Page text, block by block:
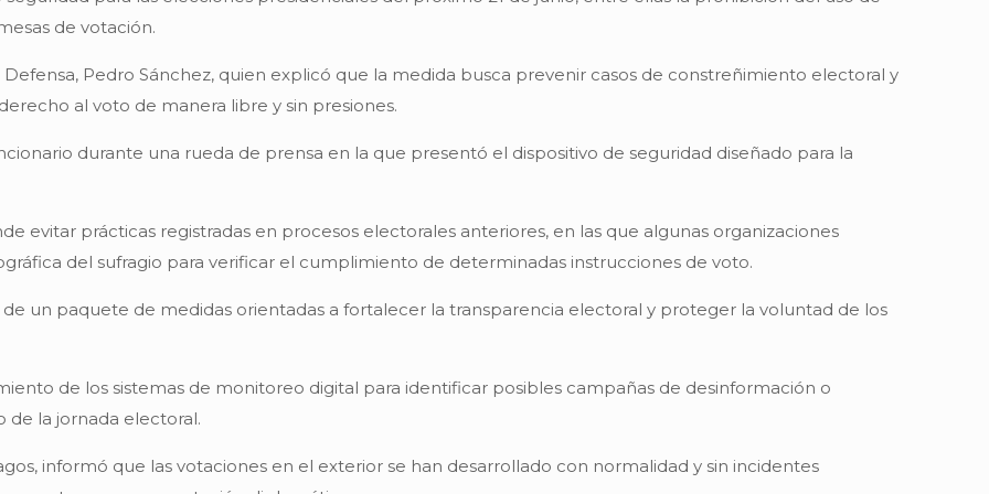
de votación.
Pedro Sánchez, quien explicó que la medida busca prevenir casos de constreñimiento electoral y
al voto de manera libre y sin presiones.
durante una rueda de prensa en la que presentó el dispositivo de seguridad diseñado para la
evitar prácticas registradas en procesos electorales anteriores, en las que algunas organizaciones
del sufragio para verificar el cumplimiento de determinadas instrucciones de voto.
un paquete de medidas orientadas a fortalecer la transparencia electoral y proteger la voluntad de los
de los sistemas de monitoreo digital para identificar posibles campañas de desinformación o
de la jornada electoral.
informó que las votaciones en el exterior se han desarrollado con normalidad y sin incidentes